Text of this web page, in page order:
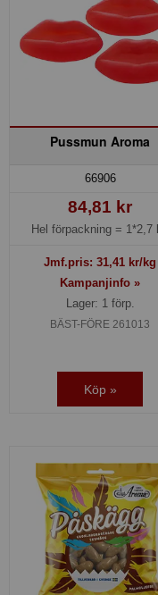
Pussmun Aroma
66906
84,81 kr
Hel förpackning = 1*2,7
Jmf.pris: 31,41 kr/kg
Kampanjinfo »
Lager: 1 förp.
BÄST-FÖRE 261013
Köp »